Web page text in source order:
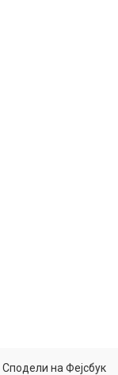
Сподели на Фејсбук